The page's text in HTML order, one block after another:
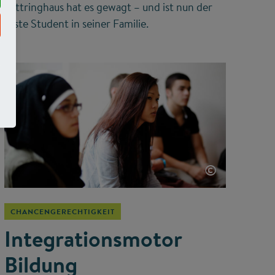
Lüttringhaus hat es gewagt – und ist nun der
erste Student in seiner Familie.
©
CHANCENGERECHTIGKEIT
Integrationsmotor
Bildung